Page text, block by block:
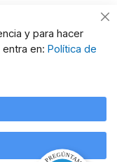
y para hacer
en: Política de